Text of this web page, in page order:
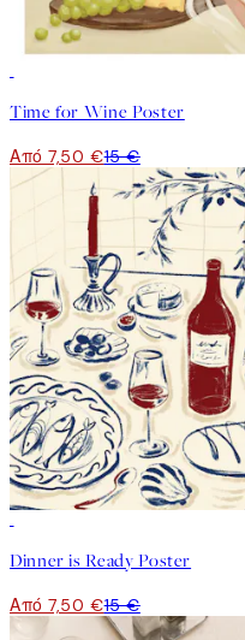
Time for Wine Poster
Από 7,50 €15 €
Dinner is Ready Poster
Από 7,50 €15 €